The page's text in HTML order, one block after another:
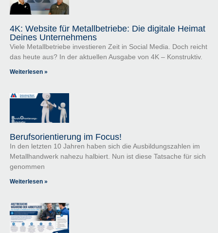
4K: Website für Metallbetriebe: Die digitale Heimat
Deines Unternehmens
Viele Metallbetriebe investieren Zeit in Social Media. Doch reicht
das heute aus? In der aktuellen Ausgabe von 4K – Konstruktiv.
Weiterlesen »
Berufsorientierung im Focus!
In den letzten 10 Jahren haben sich die Ausbildungszahlen im
Metallhandwerk nahezu halbiert. Nun ist diese Tatsache für sich
genommen
Weiterlesen »